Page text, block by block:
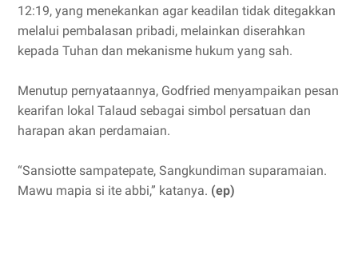
12:19, yang menekankan agar keadilan tidak ditegakkan
melalui pembalasan pribadi, melainkan diserahkan
kepada Tuhan dan mekanisme hukum yang sah.
Menutup pernyataannya, Godfried menyampaikan pesan
kearifan lokal Talaud sebagai simbol persatuan dan
harapan akan perdamaian.
“Sansiotte sampatepate, Sangkundiman suparamaian.
Mawu mapia si ite abbi,” katanya. (ep)